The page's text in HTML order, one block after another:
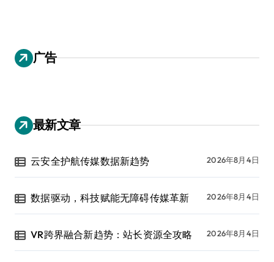
广告
最新文章
云安全护航传媒数据新趋势 2026年8月4日
数据驱动，科技赋能无障碍传媒革新 2026年8月4日
VR跨界融合新趋势：站长资源全攻略 2026年8月4日